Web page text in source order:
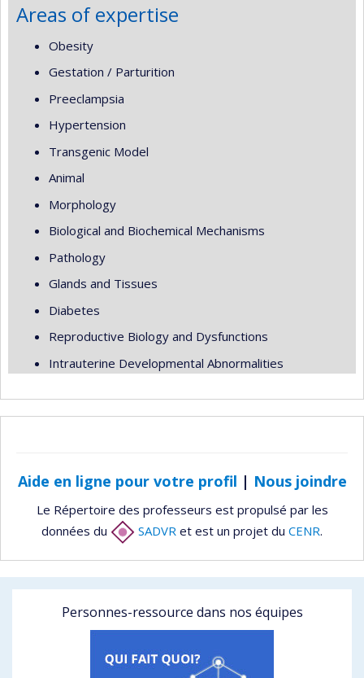
Areas of expertise
Obesity
Gestation / Parturition
Preeclampsia
Hypertension
Transgenic Model
Animal
Morphology
Biological and Biochemical Mechanisms
Pathology
Glands and Tissues
Diabetes
Reproductive Biology and Dysfunctions
Intrauterine Developmental Abnormalities
Aide en ligne pour votre profil | Nous joindre
Le Répertoire des professeurs est propulsé par les
données du
SADVR et est un projet du CENR.
Personnes-ressource dans nos équipes